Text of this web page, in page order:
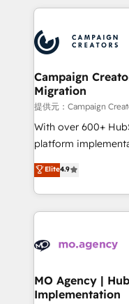
record of business
approach has
onboarding and
extensive
and manufacturers
empowering our
autonomy. Get to
guided
the CRM platform
you like support in
to your needs and
certifications, we
services are offered
Campaign
Migration
提供元：Campaign
With over 600+
platform
Elite Solutions
migrate, replatform,
in high-impact CRM
onboarding from
WordPress and
architectures that
performance. - Multi-object CRM migration, cleanup,
Elite4.9
MO Agency |
Implementation